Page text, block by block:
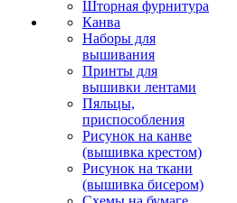
Шторная фурнитура
Канва
Наборы для
вышивания
Принты для
вышивки лентами
Пяльцы,
приспособления
Рисунок на канве
(вышивка крестом)
Рисунок на ткани
(вышивка бисером)